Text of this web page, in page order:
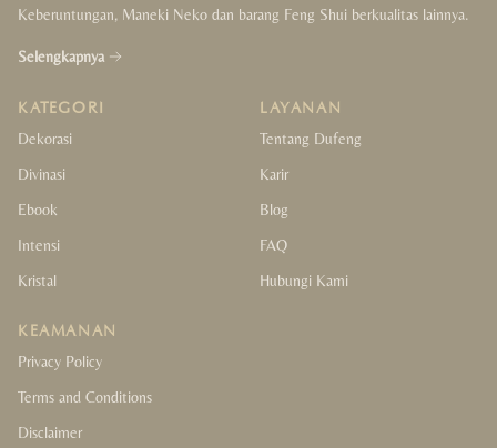
Keberuntungan, Maneki Neko dan barang Feng Shui berkualitas lainnya.
Selengkapnya
KATEGORI
Dekorasi
Divinasi
Ebook
Intensi
Kristal
LAYANAN
Tentang Dufeng
Karir
Blog
FAQ
Hubungi Kami
KEAMANAN
Privacy Policy
Terms and Conditions
Disclaimer